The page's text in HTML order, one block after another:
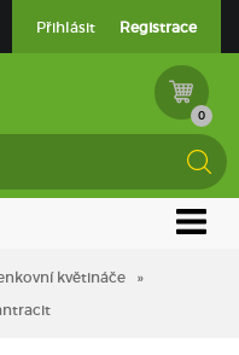
Přihlásit Registrace
0
květináče